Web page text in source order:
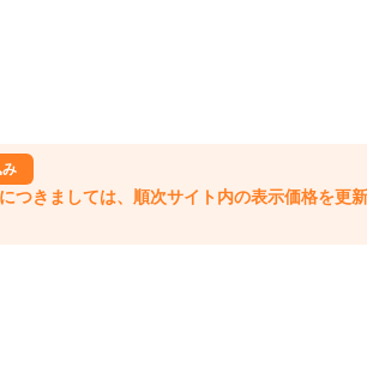
み
きましては、順次サイト内の表示価格を更新